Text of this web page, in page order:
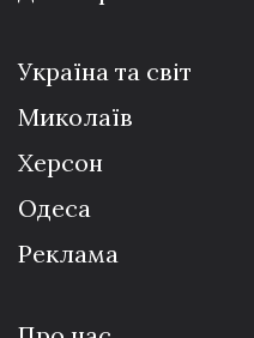
Україна та світ
Миколаїв
Херсон
Одеса
Реклама